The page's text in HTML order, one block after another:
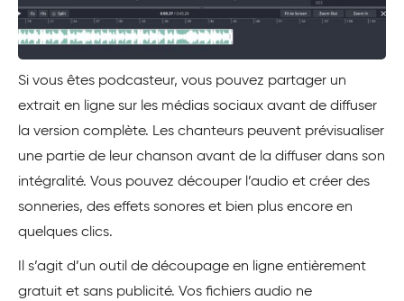
Si vous êtes podcasteur, vous pouvez partager un
extrait en ligne sur les médias sociaux avant de diffuser
la version complète. Les chanteurs peuvent prévisualiser
une partie de leur chanson avant de la diffuser dans son
intégralité. Vous pouvez découper l’audio et créer des
sonneries, des effets sonores et bien plus encore en
quelques clics.
Il s’agit d’un outil de découpage en ligne entièrement
gratuit et sans publicité. Vos fichiers audio ne